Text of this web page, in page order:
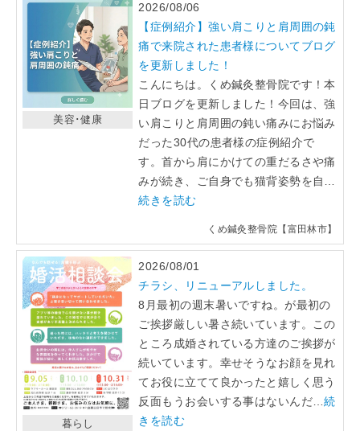
▲メニューを閉じる
2026/08/06
【症例紹介】強い肩こりと肩周囲の鈍
痛で来院された患者様についてブログ
を更新しました！
こんにちは。くめ鍼灸整骨院です！本
日ブログを更新しました！今回は、強
い肩こりと肩周囲の鈍い痛みにお悩み
だった30代の患者様の症例紹介で
す。首から肩にかけての重だるさや痛
みが続き、ご自身でも猫背姿勢を自…
続きを読む
くめ鍼灸整骨院【富田林市】
美容･健康
2026/08/01
チラシ、リニューアルしました。
8月最初の週末暑いですね。が最初の
ご挨拶厳しい暑さ続いています。この
ところ成婚されている方達のご挨拶が
続いています。幸せそうなお顔を見れ
てお役に立てて良かったと嬉しく思う
反面もうお会いする事はないんだ…続
きを読む
暮らし